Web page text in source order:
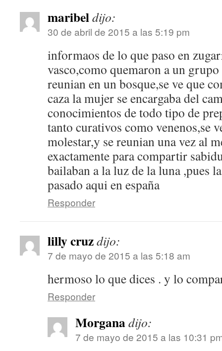
maribeldijo:
30 de abril de 2015 a las 5:19 pm
informaos de lo que paso en
vasco,como quemaron a un
reunian en un bosque,se ve que
caza la mujer se encargaba del
conocimientos de todo tipo de
tanto curativos como venenos,se
molestar,y se reunian una vez al
exactamente para compartir
bailaban a la luz de la luna ,pues
pasado aqui en españa
Responder
lilly cruzdijo:
7 de mayo de 2015 a las 5:18 am
hermoso lo que dices . y lo
Responder
Morganadijo:
7 de mayo de 2015 a las 10:31